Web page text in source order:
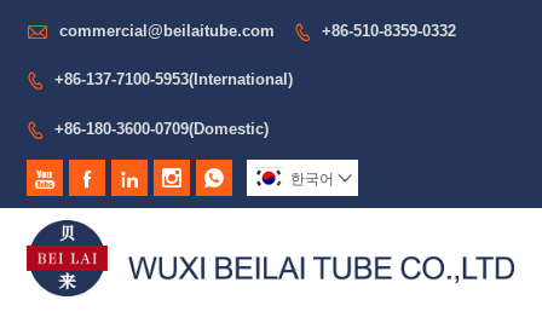
 commercial@beilaitube.com  +86-510-8359-0332
 +86-137-7100-5953(International)
 +86-180-3600-0709(Domestic)
     한국어 